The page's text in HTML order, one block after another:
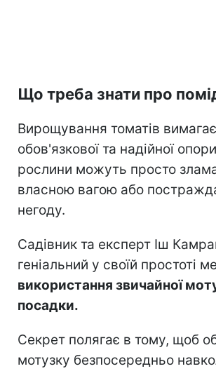
Що треба знати про
Вирощування томатів вимагає
обов'язкової та надійної
рослини можуть просто
власною вагою або
негоду.
Садівник та експерт Іш
геніальний у своїй простоті
використання звичайної
посадки.
Секрет полягає в тому, щоб
мотузку безпосередньо